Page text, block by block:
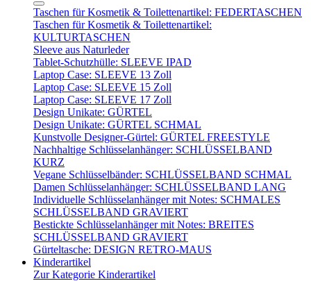
Taschen für Kosmetik & Toilettenartikel: FEDERTASCHEN
Taschen für Kosmetik & Toilettenartikel:
KULTURTASCHEN
Sleeve aus Naturleder
Tablet-Schutzhülle: SLEEVE IPAD
Laptop Case: SLEEVE 13 Zoll
Laptop Case: SLEEVE 15 Zoll
Laptop Case: SLEEVE 17 Zoll
Design Unikate: GÜRTEL
Design Unikate: GÜRTEL SCHMAL
Kunstvolle Designer-Gürtel: GÜRTEL FREESTYLE
Nachhaltige Schlüsselanhänger: SCHLÜSSELBAND
KURZ
Vegane Schlüsselbänder: SCHLÜSSELBAND SCHMAL
Damen Schlüsselanhänger: SCHLÜSSELBAND LANG
Individuelle Schlüsselanhänger mit Notes: SCHMALES
SCHLÜSSELBAND GRAVIERT
Bestickte Schlüsselanhänger mit Notes: BREITES
SCHLÜSSELBAND GRAVIERT
Gürteltasche: DESIGN RETRO-MAUS
Kinderartikel
Zur Kategorie Kinderartikel